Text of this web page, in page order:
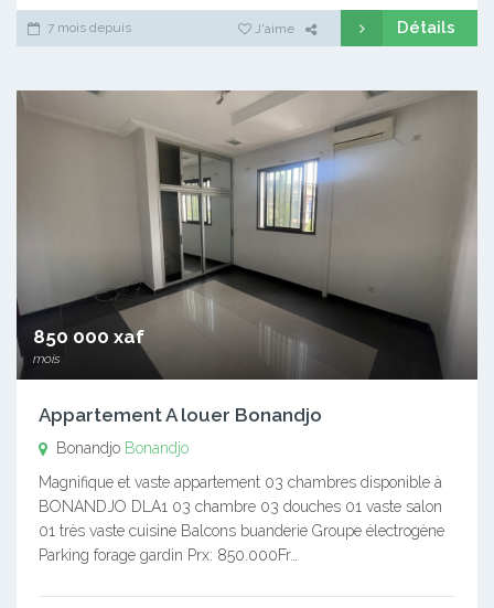
7 mois depuis J'aime Détails
850 000 xaf
mois
Appartement A louer Bonandjo
Bonandjo Bonandjo
Magnifique et vaste appartement 03 chambres disponible à
BONANDJO DLA1 03 chambre 03 douches 01 vaste salon
01 très vaste cuisine Balcons buanderie Groupe électrogène
Parking forage gardin Prx: 850.000Fr…